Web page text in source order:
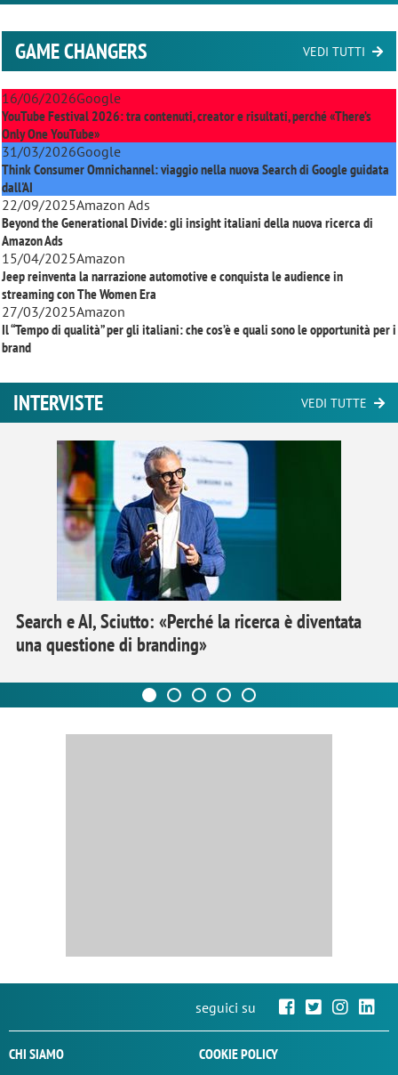
GAME CHANGERS VEDI TUTTI
16/06/2026Google
YouTube Festival 2026: tra contenuti, creator e risultati, perché «There’s
Only One YouTube»
31/03/2026Google
Think Consumer Omnichannel: viaggio nella nuova Search di Google guidata
dall'AI
22/09/2025Amazon Ads
Beyond the Generational Divide: gli insight italiani della nuova ricerca di
Amazon Ads
15/04/2025Amazon
Jeep reinventa la narrazione automotive e conquista le audience in
streaming conThe Women Era
27/03/2025Amazon
Il “Tempo di qualità” per gli italiani: che cos’è e quali sono le opportunità per i
brand
INTERVISTE VEDI TUTTE
Search e AI, Sciutto: «Perché la ricerca è diventata
una questione di branding»
seguici su
CHI SIAMO
COOKIE POLICY